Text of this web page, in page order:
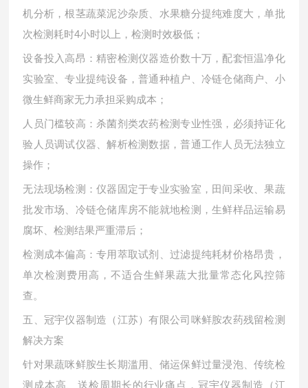
机分析，根茎蔬菜泥沙杂质、水果糖分提纯难度大，单批
次检测耗时4小时以上，检测时效极低；
设备投入高昂：精密检测仪器造价数十万，配套恒温净化
实验室、专业提纯设备，普通种植户、冷链仓储商户、小
微生鲜商家无力承担采购成本；
人员门槛较高：杀菌剂类农药检测专业性强，必须持证化
验人员调试仪器、解析检测数据，普通工作人员无法独立
操作；
无法现场检测：仪器固定于专业实验室，田间采收、果蔬
批发市场、冷链仓储库房不能就地检测，生鲜样品运输易
腐坏、检测结果严重滞后；
检测成本偏高：专用萃取试剂、过滤提纯耗材价格昂贵，
单次检测费用高，不适合生鲜果蔬大批量常态化风控筛
查。
五、冠宇仪器制造（江苏）有限公司咪鲜胺农药残留检测
解决方案
针对果蔬咪鲜胺生长期滥用、储运保鲜过量浸泡、传统检
测成本高、送检周期长的行业痛点，冠宇仪器制造（江